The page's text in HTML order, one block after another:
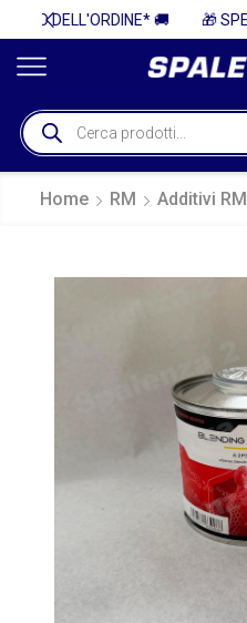
Home RM Additivi RM